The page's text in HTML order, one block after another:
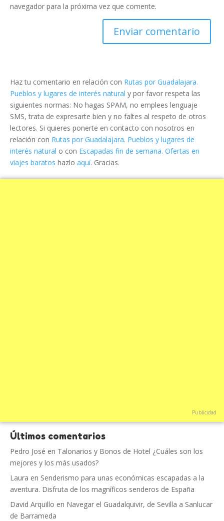
navegador para la próxima vez que comente.
Haz tu comentario en relación con Rutas por Guadalajara.
Pueblos y lugares de interés natural y por favor respeta las
siguientes normas: No hagas SPAM, no emplees lenguaje
SMS, trata de expresarte bien y no faltes al respeto de otros
lectores. Si quieres ponerte en contacto con nosotros en
relación con Rutas por Guadalajara. Pueblos y lugares de
interés natural o con Escapadas fin de semana. Ofertas en
viajes baratos hazlo aquí. Gracias.
Publicidad
Últimos comentarios
Pedro José en Talonarios y Bonos de Hotel ¿Cuáles son los
mejores y los más usados?
Laura en Senderismo para unas económicas escapadas a la
aventura. Disfruta de los magníficos senderos de España
David Arquillo en Navegar el Guadalquivir, de Sevilla a Sanlucar
de Barrameda